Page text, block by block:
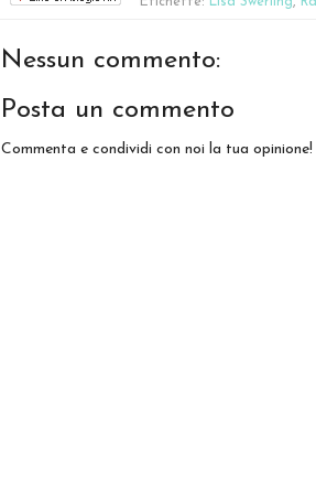
Nessun commento:
Posta un commento
Commenta e condividi con noi la tua opinione!